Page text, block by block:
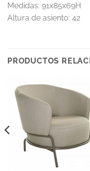
Medidas: 91x85x69H
Altura de asiento: 42
PRODUCTOS